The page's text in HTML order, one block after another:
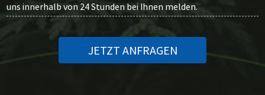
uns innerhalb von 24 Stunden bei Ihnen melden.
JETZT ANFRAGEN